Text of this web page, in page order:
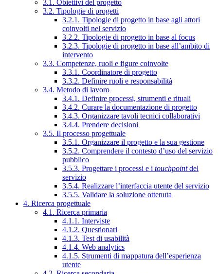
3.1. Obiettivi del progetto
3.2. Tipologie di progetti
3.2.1. Tipologie di progetto in base agli attori
coinvolti nel servizio
3.2.2. Tipologie di progetto in base al focus
3.2.3. Tipologie di progetto in base all’ambito di
intervento
3.3. Competenze, ruoli e figure coinvolte
3.3.1. Coordinatore di progetto
3.3.2. Definire ruoli e responsabilità
3.4. Metodo di lavoro
3.4.1. Definire processi, strumenti e rituali
3.4.2. Curare la documentazione di progetto
3.4.3. Organizzare tavoli tecnici collaborativi
3.4.4. Prendere decisioni
3.5. Il processo progettuale
3.5.1. Organizzare il progetto e la sua gestione
3.5.2. Comprendere il contesto d’uso del servizio
pubblico
3.5.3. Progettare i processi e i touchpointdel
servizio
3.5.4. Realizzare l’interfaccia utente del servizio
3.5.5. Validare la soluzione ottenuta
4. Ricerca progettuale
4.1. Ricerca primaria
4.1.1. Interviste
4.1.2. Questionari
4.1.3. Test di usabilità
4.1.4. Web analytics
4.1.5. Strumenti di mappatura dell’esperienza
utente